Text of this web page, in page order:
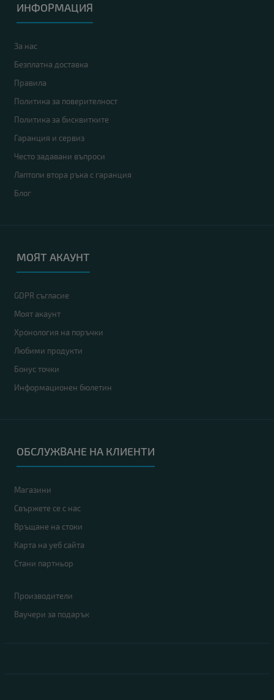
ИНФОРМАЦИЯ
За нас
Безплатна доставка
Правила
Политика за поверителност
Политика за бисквитките
Гаранция и сервиз
Често задавани въпроси
Лаптопи втора ръка с гаранция
Блог
МОЯТ АКАУНТ
GDPR съгласие
Моят акаунт
Хронология на поръчки
Любими продукти
Бонус точки
Информационен бюлетин
ОБСЛУЖВАНЕ НА КЛИЕНТИ
Магазини
Свържете се с нас
Връщане на стоки
Карта на уеб сайта
Стани партньор
Производители
Ваучери за подарък